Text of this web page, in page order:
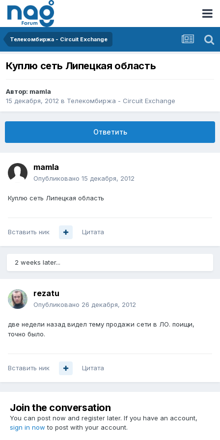
Телекомбиржа - Circuit Exchange
Куплю сеть Липецкая область
Автор: mamla
15 декабря, 2012 в Телекомбиржа - Circuit Exchange
Ответить
mamla
Опубликовано 15 декабря, 2012
Куплю сеть Липецкая область
Вставить ник Цитата
2 weeks later...
rezatu
Опубликовано 26 декабря, 2012
две недели назад видел тему продажи сети в ЛО. поищи,
точно было.
Вставить ник Цитата
Join the conversation
You can post now and register later. If you have an account,
sign in now to post with your account.